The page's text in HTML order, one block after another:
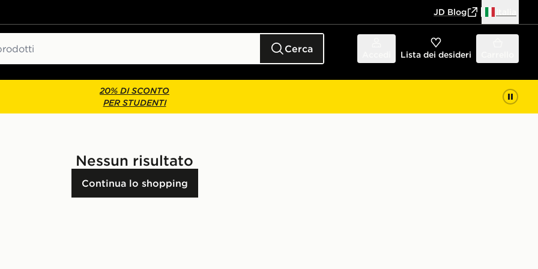
JD Blog
Cerca Lista dei desideri
20% DI SCONTO
PER STUDENTI
Nessun risultato
Continua lo shopping